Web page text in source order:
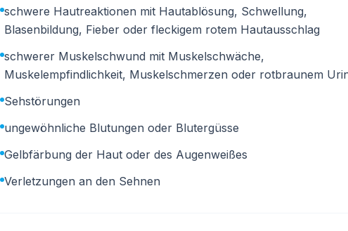
schwere Hautreaktionen mit Hautablösung, Schwellung,
Blasenbildung, Fieber oder fleckigem rotem Hautausschlag
schwerer Muskelschwund mit Muskelschwäche,
Muskelempfindlichkeit, Muskelschmerzen oder rotbraunem
Sehstörungen
ungewöhnliche Blutungen oder Blutergüsse
Gelbfärbung der Haut oder des Augenweißes
Verletzungen an den Sehnen